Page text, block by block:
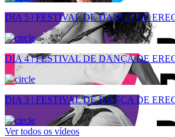
DIA 5 | FESTIVAL DE DANÇA DE
DIA 4 | FESTIVAL DE DANÇA DE
DIA 3 | FESTIVAL DE DANÇA DE
Ver todos os vídeos